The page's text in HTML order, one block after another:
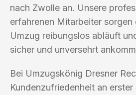
nach Zwolle an. Unsere
erfahrenen Mitarbeiter sorgen
Umzug reibungslos abläuft
sicher und unversehrt
Bei Umzugskönig Dresner
Kundenzufriedenheit an erster